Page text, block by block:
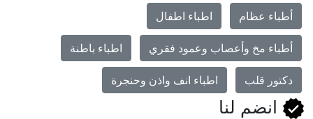
أطباء عظام اطباء اطفال
أطباء مخ وأعصاب وعمود فقري اطباء باطنة
دكتور قلب اطباء انف واذن وحنجرة
انضم لنا